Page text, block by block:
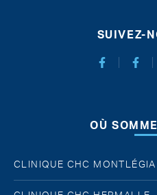
SUIVEZ-
Facebook
OÙ
CLINIQUE CHC MONTLÉGIA